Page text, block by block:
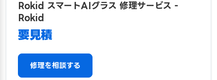
Rokid スマートAIグラス 修理サービス -
Rokid
要見積
修理を相談する